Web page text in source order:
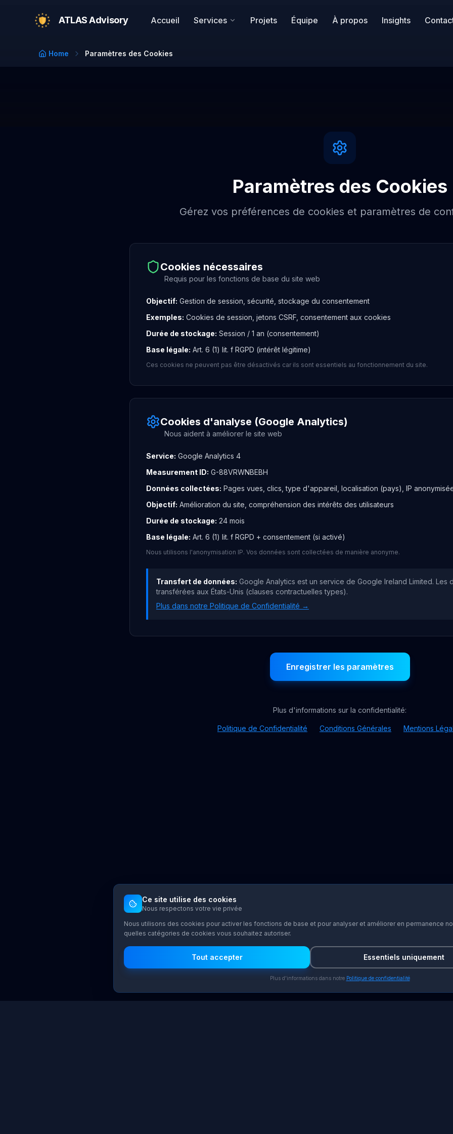
Ce site utilise des cookies
Nous respectons votre vie privée
Nous utilisons des cookies pour activer les fonctions de base et pour analyser et améliorer en permanence
quelles catégories de cookies vous souhaitez autoriser.
Tout accepter Essentiels uniquement
Plus d'informations dans notre Politique de confidentialité
ATLAS Advisory Accueil Services Projets Équipe À propos Insights
Home Paramètres des Cookies
Paramètres des Cookies
Gérez vos préférences de cookies et paramètres de
Cookies nécessaires
Requis pour les fonctions de base du site web
Objectif: Gestion de session, sécurité, stockage du consentement
Exemples: Cookies de session, jetons CSRF, consentement aux cookies
Durée de stockage: Session / 1 an (consentement)
Base légale: Art. 6 (1) lit. f RGPD (intérêt légitime)
Ces cookies ne peuvent pas être désactivés car ils sont essentiels au fonctionnement du site.
Cookies d'analyse (Google Analytics)
Nous aident à améliorer le site web
Service: Google Analytics 4
Measurement ID: G-88VRWNBEBH
Données collectées: Pages vues, clics, type d'appareil, localisation (pays), IP
Objectif: Amélioration du site, compréhension des intérêts des utilisateurs
Durée de stockage: 24 mois
Base légale: Art. 6 (1) lit. f RGPD + consentement (si activé)
Nous utilisons l'anonymisation IP. Vos données sont collectées de manière anonyme.
Transfert de données: Google Analytics est un service de Google Ireland Limited. Les
transférées aux États-Unis (clauses contractuelles types).
Plus dans notre Politique de Confidentialité →
Enregistrer les paramètres
Plus d'informations sur la confidentialité:
Politique de Confidentialité Conditions Générales Mentions